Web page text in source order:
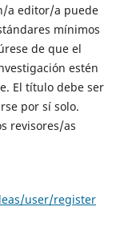
a editor/a puede
mínimos
de que el
estén
El título debe ser
por sí solo.
revisores/as
user/register